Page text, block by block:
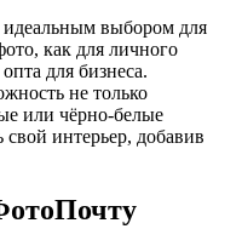
идеальным выбором для
как для личного
для бизнеса.
не только
или чёрно-белые
интерьер, добавив